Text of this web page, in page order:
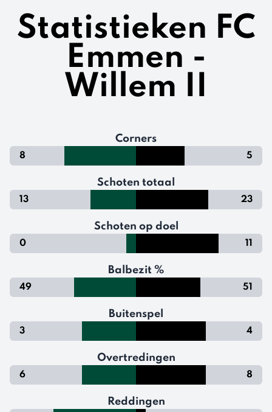
Statistieken FC
Emmen -
Willem II
Corners
8 5
Schoten totaal
13 23
Schoten op doel
0 11
Balbezit %
49 51
Buitenspel
3 4
Overtredingen
6 8
Reddingen